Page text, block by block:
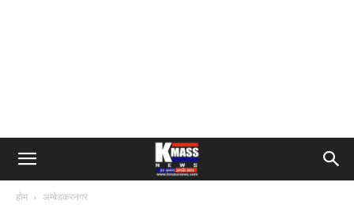
होम अम्बेडकरनगर